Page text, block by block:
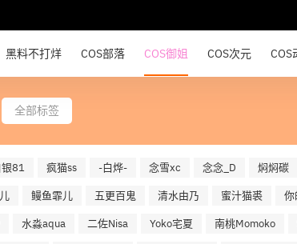
黑料不打烊 COS部落 COS御姐 COS次元 COS
全部标签
银81 疯猫ss -白烨- 念雪xc 念念_D 焖焖碳
鳗鱼霏儿 五更百鬼 清水由乃 蜜汁猫裘 你
水淼aqua 二佐Nisa Yoko宅夏 南桃Momoko